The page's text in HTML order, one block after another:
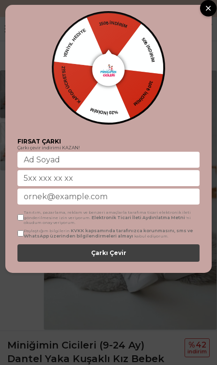
"Aynı gün
Miniğimin Cicileri (9-24 Ay)
Dantel Yaka Kuşaklı Kız Bebek
%42
i̇ndi̇ri̇m
150₺ İNDİRİM
50₺ İNDİRİM
100 ₺ İNDİRİM
%20 İNDİRİM
KARGO ÜCRETSİZ
YENİYIL HEDİYE
FIRSAT ÇARKI
Çarkı çevir indirimi KAZAN!
Tanıtım, pazarlama, reklam ve benzeri amaçlarla tarafıma ticari elektronik ileti
gönderilmesine izin veriyorum. Elektronik Ticari İleti Aydınlatma Metni 'ni
okudum onay veriyorum.
Paylaştığım bilgilerin KVKK kapsamında tarafınızca korunmasını, sms ve
WhatsApp üzerinden bilgilendirmeleri almayı kabul ediyorum.
Çarkı Çevir